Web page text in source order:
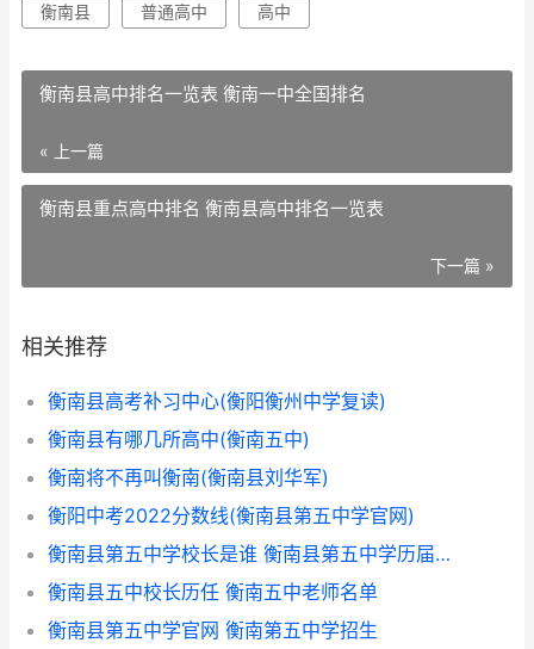
衡南县 普通高中 高中
衡南县高中排名一览表 衡南一中全国排名
« 上一篇
衡南县重点高中排名 衡南县高中排名一览表
下一篇 »
相关推荐
衡南县高考补习中心(衡阳衡州中学复读)
衡南县有哪几所高中(衡南五中)
衡南将不再叫衡南(衡南县刘华军)
衡阳中考2022分数线(衡南县第五中学官网)
衡南县第五中学校长是谁 衡南县第五中学历届校长
衡南县五中校长历任 衡南五中老师名单
衡南县第五中学官网 衡南第五中学招生